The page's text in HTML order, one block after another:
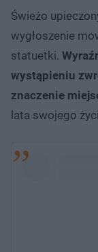
Świeżo
wygłoszenie
statuetki.
wystąpieniu
znaczenie
lata swojego